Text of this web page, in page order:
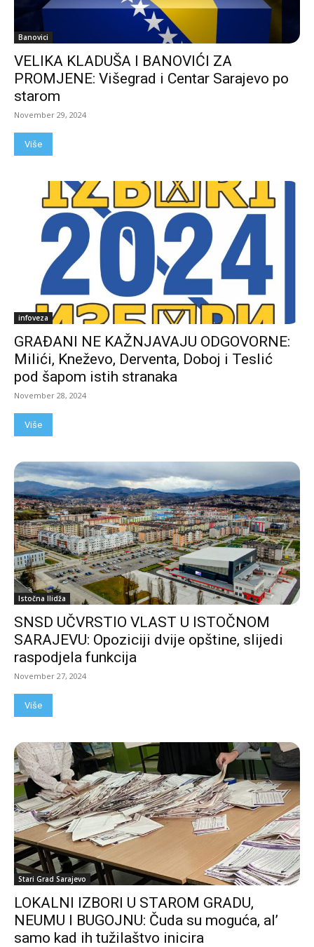
Banovici
VELIKA KLADUŠA I BANOVIĆI ZA
PROMJENE: Višegrad i Centar Sarajevo po
starom
November 29, 2024
Više
infoveza
GRAĐANI NE KAŽNJAVAJU ODGOVORNE:
Milići, Kneževo, Derventa, Doboj i Teslić
pod šapom istih stranaka
November 28, 2024
Više
Istočna Ilidža
SNSD UČVRSTIO VLAST U ISTOČNOM
SARAJEVU: Opoziciji dvije opštine, slijedi
raspodjela funkcija
November 27, 2024
Više
Stari Grad Sarajevo
LOKALNI IZBORI U STAROM GRADU,
NEUMU I BUGOJNU: Čuda su moguća, al’
samo kad ih tužilaštvo inicira